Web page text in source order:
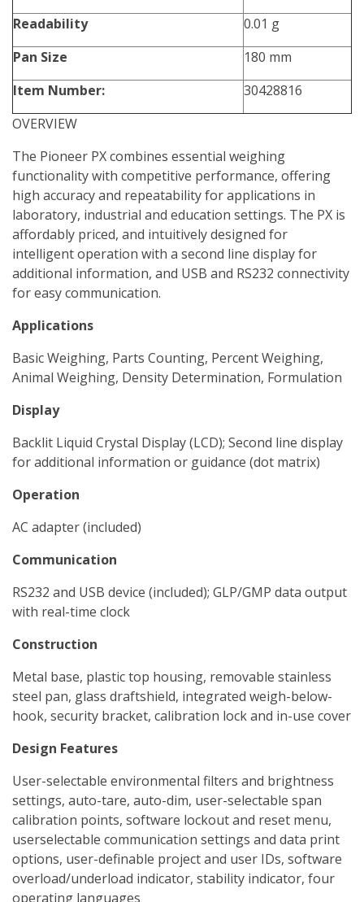
Readability
0.01 g
Pan Size
180 mm
Item Number:
30428816
OVERVIEW
The Pioneer PX combines essential weighing
functionality with competitive performance, offering
high accuracy and repeatability for applications in
laboratory, industrial and education settings. The PX is
affordably priced, and intuitively designed for
intelligent operation with a second line display for
additional information, and USB and RS232 connectivity
for easy communication.
Applications
Basic Weighing, Parts Counting, Percent Weighing,
Animal Weighing, Density Determination, Formulation
Display
Backlit Liquid Crystal Display (LCD); Second line display
for additional information or guidance (dot matrix)
Operation
AC adapter (included)
Communication
RS232 and USB device (included); GLP/GMP data output
with real-time clock
Construction
Metal base, plastic top housing, removable stainless
steel pan, glass draftshield, integrated weigh-below-
hook, security bracket, calibration lock and in-use cover
Design Features
User-selectable environmental filters and brightness
settings, auto-tare, auto-dim, user-selectable span
calibration points, software lockout and reset menu,
userselectable communication settings and data print
options, user-definable project and user IDs, software
overload/underload indicator, stability indicator, four
operating languages